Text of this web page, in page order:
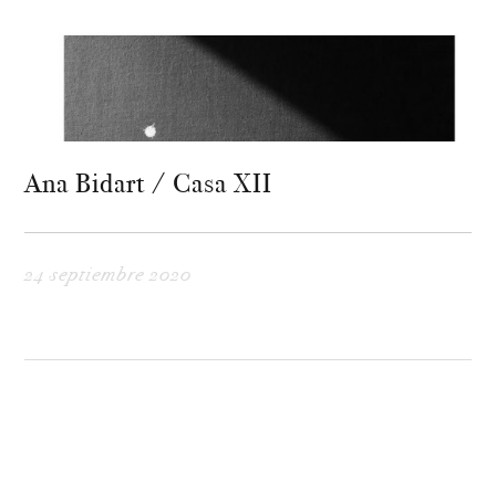
Ana Bidart / Casa XII
24 septiembre 2020